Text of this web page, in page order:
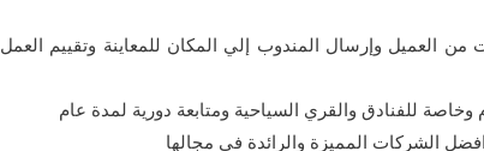
من العميل وإرسال المندوب إلي المكان للمعاينة وتقييم العمل
للفنادق والقري السياحية ومتابعة دورية لمدة عام
الشركات المميزة والرائدة في مجالها